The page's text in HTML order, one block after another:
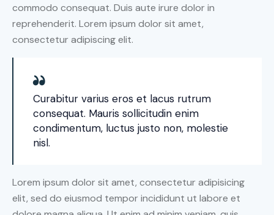
commodo consequat. Duis aute irure dolor in
reprehenderit. Lorem ipsum dolor sit amet,
consectetur adipiscing elit.
Curabitur varius eros et lacus rutrum
consequat. Mauris sollicitudin enim
condimentum, luctus justo non, molestie
nisl.
Lorem ipsum dolor sit amet, consectetur adipisicing
elit, sed do eiusmod tempor incididunt ut labore et